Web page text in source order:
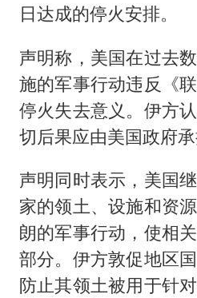
日达成的停火安排。
声明称，美国在过去
施的军事行动违反《
停火失去意义。伊方
切后果应由美国政府承
声明同时表示，美国
家的领土、设施和资
朗的军事行动，使相
部分。伊方敦促地区
防止其领土被用于针